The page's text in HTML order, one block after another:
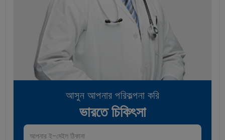
আসুন আপনার পরিকল্পনা করি
ভারতে চিকিৎসা